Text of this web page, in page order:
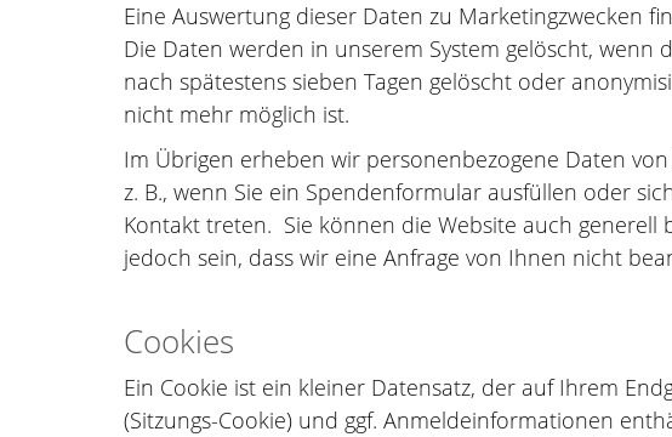
Eine Auswertung dieser Daten zu Marketingzwecken
Die Daten werden in unserem System gelöscht,
nach spätestens sieben Tagen gelöscht oder
nicht mehr möglich ist.
Im Übrigen erheben wir personenbezogene Daten
z. B., wenn Sie ein Spendenformular ausfüllen oder
Kontakt treten. Sie können die Website auch generell
jedoch sein, dass wir eine Anfrage von Ihnen nicht
Cookies
Ein Cookie ist ein kleiner Datensatz, der auf Ihrem
(Sitzungs-Cookie) und ggf. Anmeldeinformationen